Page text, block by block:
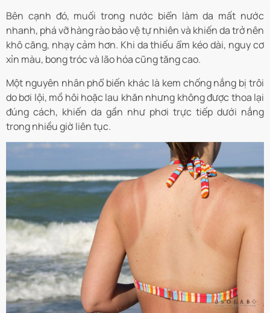
Bên cạnh đó, muối trong nước biển làm da mất nước
nhanh, phá vỡ hàng rào bảo vệ tự nhiên và khiến da trở nên
khô căng, nhạy cảm hơn. Khi da thiếu ẩm kéo dài, nguy cơ
xỉn màu, bong tróc và lão hóa cũng tăng cao.
Một nguyên nhân phổ biến khác là kem chống nắng bị trôi
do bơi lội, mồ hôi hoặc lau khăn nhưng không được thoa lại
đúng cách, khiến da gần như phơi trực tiếp dưới nắng
trong nhiều giờ liên tục.